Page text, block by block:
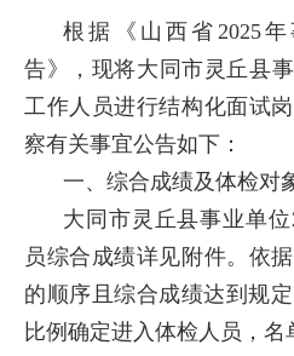
根据《山西省2025
告》，现将大同市灵丘县
工作人员进行结构化面试
察有关事宜公告如下：
一、综合成绩及体检对
大同市灵丘县事业单
员综合成绩详见附件。依
的顺序且综合成绩达到规
比例确定进入体检人员，名